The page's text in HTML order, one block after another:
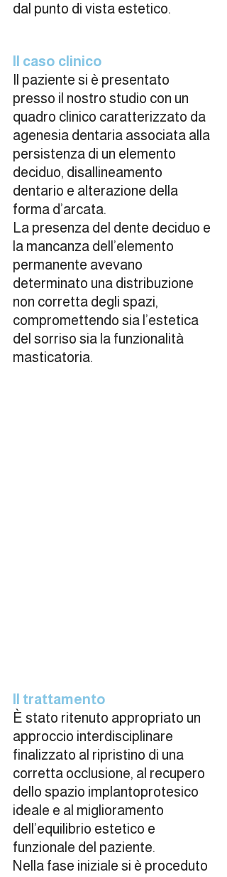
dal punto di vista estetico.
Il caso clinico
Il paziente si è presentato
presso il nostro studio con un
quadro clinico caratterizzato da
agenesia dentaria associata alla
persistenza di un elemento
deciduo, disallineamento
dentario e alterazione della
forma d’arcata.
La presenza del dente deciduo e
la mancanza dell’elemento
permanente avevano
determinato una distribuzione
non corretta degli spazi,
compromettendo sia l’estetica
del sorriso sia la funzionalità
masticatoria.
Il trattamento
È stato ritenuto appropriato un
approccio interdisciplinare
finalizzato al ripristino di una
corretta occlusione, al recupero
dello spazio implantoprotesico
ideale e al miglioramento
dell’equilibrio estetico e
funzionale del paziente.
Nella fase iniziale si è proceduto